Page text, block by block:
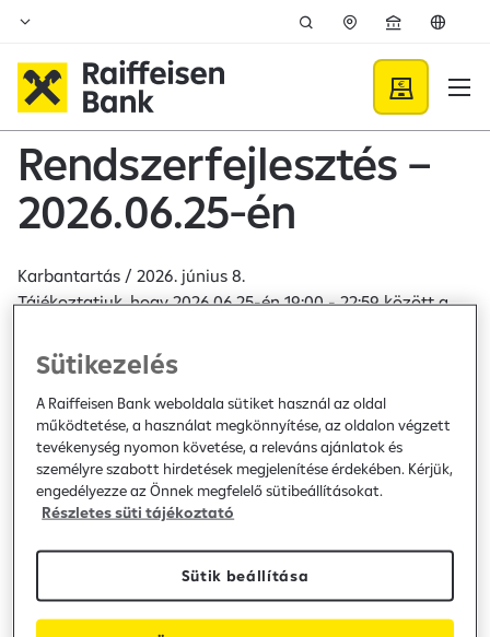
Ugrás a fő tartalomhoz
Karbantartás - Raiffeisen
Rendszerfejlesztés –
2026.06.25-én
Karbantartás / 2026. június 8.
Tájékoztatjuk, hogy 2026.06.25-én 19:00 - 22:59 között a
A bankkártyás fizetés és az ATM-ekből történő
készpénzfelvétel zavartalanul fog ebben az időszakban is
működni.
Az alábbiakban felsorolt banki szolgáltatások ebben az
időszakban nem lesznek elérhetőek, de törekszünk arra,
- Electra internetbanki szolgáltatás és terminál vállalati
Sütikezelés
A Raiffeisen Bank weboldala sütiket használ az oldal
működtetése, a használat megkönnyítése, az oldalon végzett
tevékenység nyomon követése, a releváns ajánlatok és
személyre szabott hirdetések megjelenítése érdekében. Kérjük,
engedélyezze az Önnek megfelelő sütibeállításokat.
Részletes süti tájékoztató
Sütik beállítása